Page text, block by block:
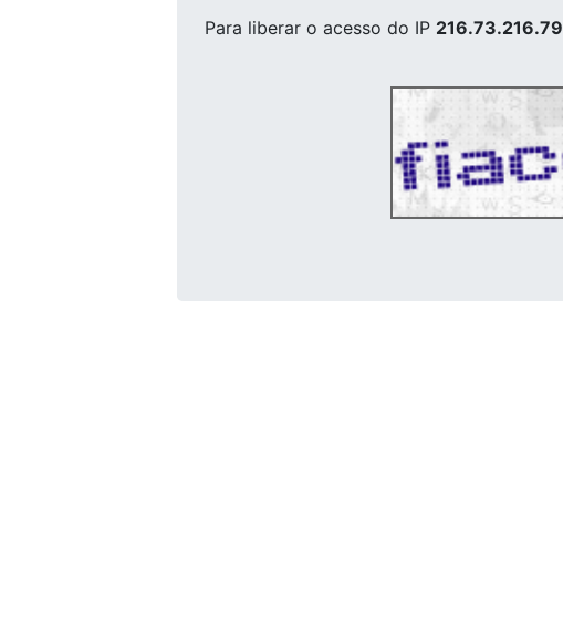
Para liberar o acesso do IP 216.73.216.79